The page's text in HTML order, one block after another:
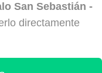
San Sebastián -
directamente